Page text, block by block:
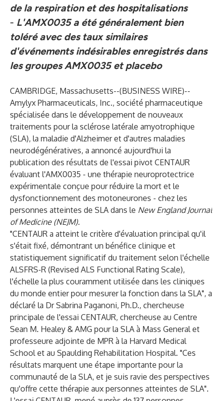
de la respiration et des hospitalisations
- L'AMX0035 a été généralement bien
toléré avec des taux similaires
d'événements indésirables enregistrés dans
les groupes AMX0035 et placebo
CAMBRIDGE, Massachusetts--(BUSINESS WIRE)--
Amylyx Pharmaceuticals, Inc., société pharmaceutique
spécialisée dans le développement de nouveaux
traitements pour la sclérose latérale amyotrophique
(SLA), la maladie d'Alzheimer et d'autres maladies
neurodégénératives, a annoncé aujourd'hui la
publication des résultats de l'essai pivot CENTAUR
évaluant l'AMX0035 - une thérapie neuroprotectrice
expérimentale conçue pour réduire la mort et le
dysfonctionnement des motoneurones - chez les
personnes atteintes de SLA dans le New England Journal
of Medicine (NEJM).
"CENTAUR a atteint le critère d'évaluation principal qu'il
s'était fixé, démontrant un bénéfice clinique et
statistiquement significatif du traitement selon l'échelle
ALSFRS-R (Revised ALS Functional Rating Scale),
l'échelle la plus couramment utilisée dans les cliniques
du monde entier pour mesurer la fonction dans la SLA", a
déclaré la Dr Sabrina Paganoni, Ph.D., chercheuse
principale de l'essai CENTAUR, chercheuse au Centre
Sean M. Healey & AMG pour la SLA à Mass General et
professeure adjointe de MPR à la Harvard Medical
School et au Spaulding Rehabilitation Hospital. "Ces
résultats marquent une étape importante pour la
communauté de la SLA, et je suis ravie des perspectives
qu'offre cette thérapie aux personnes atteintes de SLA".